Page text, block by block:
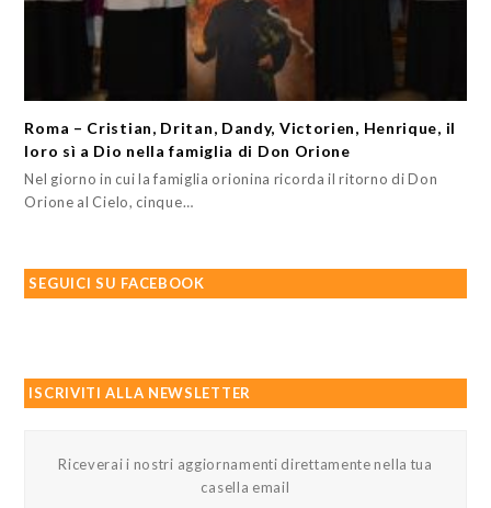
Roma – Cristian, Dritan, Dandy, Victorien, Henrique, il
loro sì a Dio nella famiglia di Don Orione
Nel giorno in cui la famiglia orionina ricorda il ritorno di Don
Orione al Cielo, cinque…
SEGUICI SU FACEBOOK
ISCRIVITI ALLA NEWSLETTER
Riceverai i nostri aggiornamenti direttamente nella tua
casella email